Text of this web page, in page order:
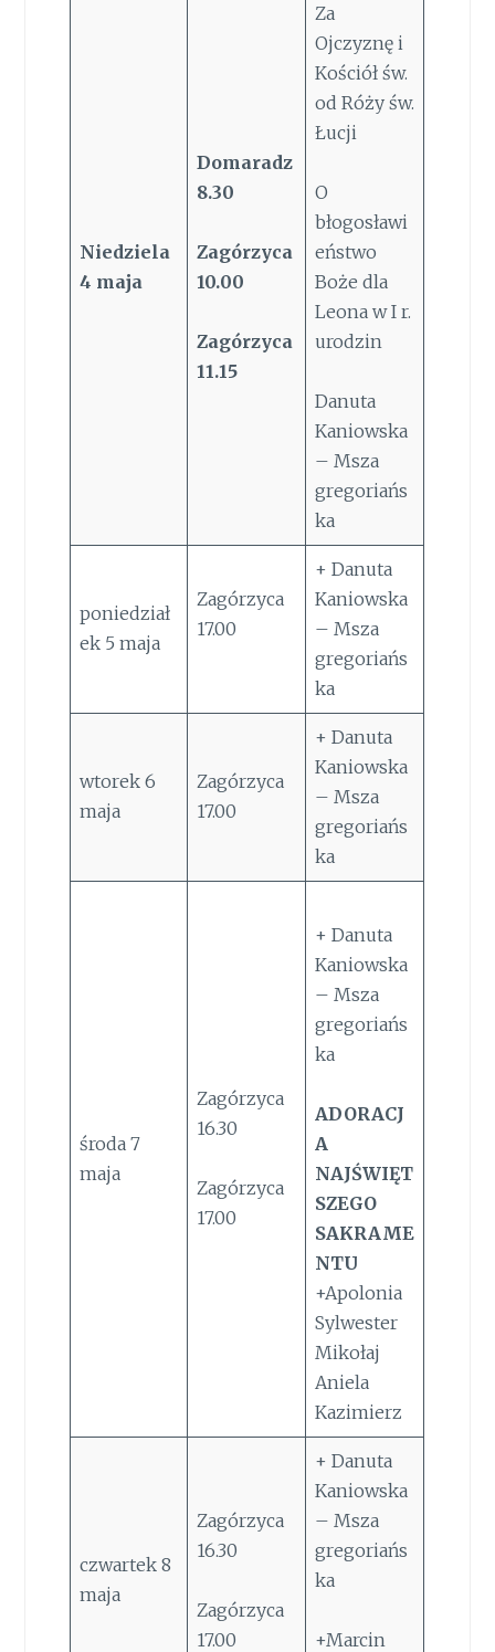
Niedziela
4 maja
Domaradz
8.30
Zagórzyca
10.00
Zagórzyca
11.15
Za
Ojczyznę i
Kościół św.
od Róży św.
Łucji
O
błogosławi
eństwo
Boże dla
Leona w I r.
urodzin
Danuta
Kaniowska
– Msza
gregoriańs
ka
poniedział
ek 5 maja
Zagórzyca
17.00
+ Danuta
Kaniowska
– Msza
gregoriańs
ka
wtorek 6
maja
Zagórzyca
17.00
+ Danuta
Kaniowska
– Msza
gregoriańs
ka
środa 7
maja
Zagórzyca
16.30
Zagórzyca
17.00
+ Danuta
Kaniowska
– Msza
gregoriańs
ka
ADORACJ
A
NAJŚWIĘT
SZEGO
SAKRAME
NTU
+Apolonia
Sylwester
Mikołaj
Aniela
Kazimierz
czwartek 8
maja
Zagórzyca
16.30
Zagórzyca
17.00
+ Danuta
Kaniowska
– Msza
gregoriańs
ka
+Marcin